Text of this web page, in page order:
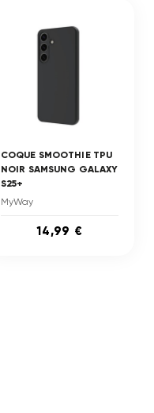
COQUE SMOOTHIE TPU
NOIR SAMSUNG GALAXY
S25+
MyWay
14,99 €